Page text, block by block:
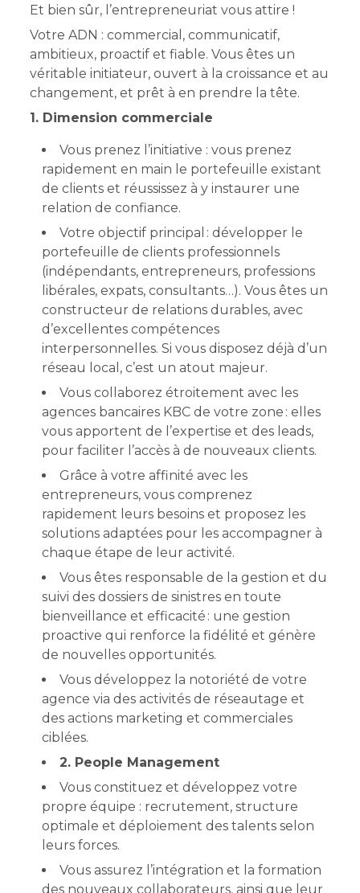
Et bien sûr, l’entrepreneuriat vous attire !
Votre ADN : commercial, communicatif,
ambitieux, proactif et fiable. Vous êtes un
véritable initiateur, ouvert à la croissance et au
changement, et prêt à en prendre la tête.
1. Dimension commerciale
Vous prenez l’initiative : vous prenez
rapidement en main le portefeuille existant
de clients et réussissez à y instaurer une
relation de confiance.
Votre objectif principal : développer le
portefeuille de clients professionnels
(indépendants, entrepreneurs, professions
libérales, expats, consultants…). Vous êtes un
constructeur de relations durables, avec
d’excellentes compétences
interpersonnelles. Si vous disposez déjà d’un
réseau local, c’est un atout majeur.
Vous collaborez étroitement avec les
agences bancaires KBC de votre zone : elles
vous apportent de l’expertise et des leads,
pour faciliter l’accès à de nouveaux clients.
Grâce à votre affinité avec les
entrepreneurs, vous comprenez
rapidement leurs besoins et proposez les
solutions adaptées pour les accompagner à
chaque étape de leur activité.
Vous êtes responsable de la gestion et du
suivi des dossiers de sinistres en toute
bienveillance et efficacité : une gestion
proactive qui renforce la fidélité et génère
de nouvelles opportunités.
Vous développez la notoriété de votre
agence via des activités de réseautage et
des actions marketing et commerciales
ciblées.
2. People Management
Vous constituez et développez votre
propre équipe : recrutement, structure
optimale et déploiement des talents selon
leurs forces.
Vous assurez l’intégration et la formation
des nouveaux collaborateurs, ainsi que leur